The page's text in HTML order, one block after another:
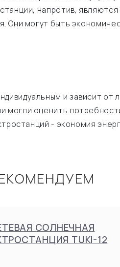
напротив,
Они могут быть
и зависит
оценить
- экономия
СОЛНЕЧНАЯ
TUKI-12